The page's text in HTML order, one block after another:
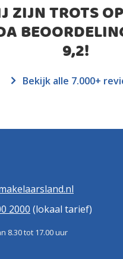
ZIJN TROTS
9,2!
Bekijk alle 7.000+
2000 (lokaal tarief)
8.30 tot 17.00 uur